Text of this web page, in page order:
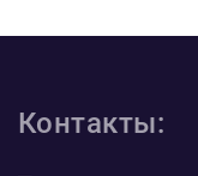
Контакты: